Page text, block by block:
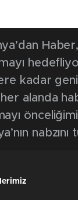
kadar
alanda